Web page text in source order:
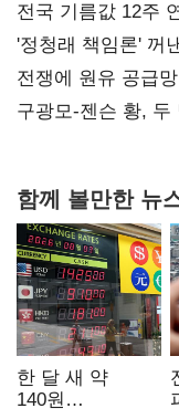
사과부터"
전국 기름값 12주
'정청래 책임론' 꺼
때리기
전쟁에 원유 공급
핵심으로 재부상
구광모-젠슨 황,
함께 볼만한 뉴
한 달 새 약
140원